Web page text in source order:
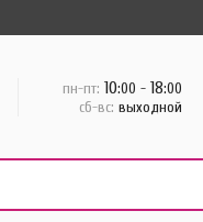
пн-пт: 10:00 - 18:00
сб-вс: выходной